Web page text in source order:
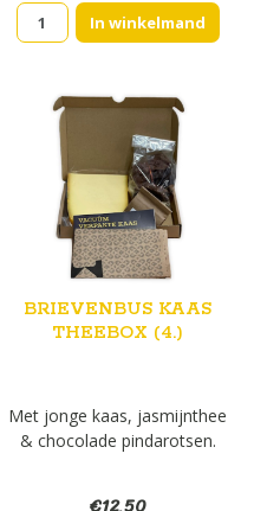
Brievenbus
kaas
aantal
In winkelmand
BRIEVENBUS KAAS
THEEBOX (4.)
Met jonge kaas, jasmijnthee
& chocolade pindarotsen.